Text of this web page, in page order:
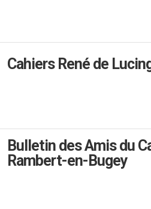
Cahiers René de
Bulletin des Amis du
Rambert-en-Bugey